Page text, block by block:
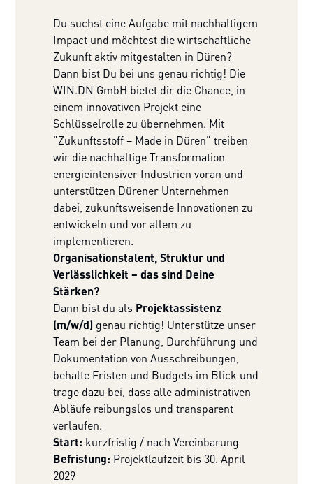
Du suchst eine Aufgabe mit nachhaltigem
Impact und möchtest die wirtschaftliche
Zukunft aktiv mitgestalten in Düren?
Dann bist Du bei uns genau richtig! Die
WIN.DN GmbH bietet dir die Chance, in
einem innovativen Projekt eine
Schlüsselrolle zu übernehmen. Mit
"Zukunftsstoff – Made in Düren" treiben
wir die nachhaltige Transformation
energieintensiver Industrien voran und
unterstützen Dürener Unternehmen
dabei, zukunftsweisende Innovationen zu
entwickeln und vor allem zu
implementieren.
Organisationstalent, Struktur und
Verlässlichkeit – das sind Deine
Stärken?
Dann bist du als Projektassistenz
(m/w/d) genau richtig! Unterstütze unser
Team bei der Planung, Durchführung und
Dokumentation von Ausschreibungen,
behalte Fristen und Budgets im Blick und
trage dazu bei, dass alle administrativen
Abläufe reibungslos und transparent
verlaufen.
Start: kurzfristig / nach Vereinbarung
Befristung: Projektlaufzeit bis 30. April
2029